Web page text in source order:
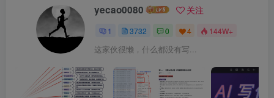
yecao0080 关注
1 3732 0 4 144W+
这家伙很懒，什么都没有写...